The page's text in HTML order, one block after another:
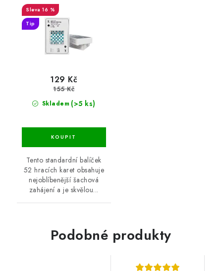
16 %
Tip
Skladem (>5 ks)
129 Kč
155 Kč
Tento standardní balíček
52 hracích karet obsahuje
nejoblíbenější šachová
zahájení a je skvělou...
Podobné produkty